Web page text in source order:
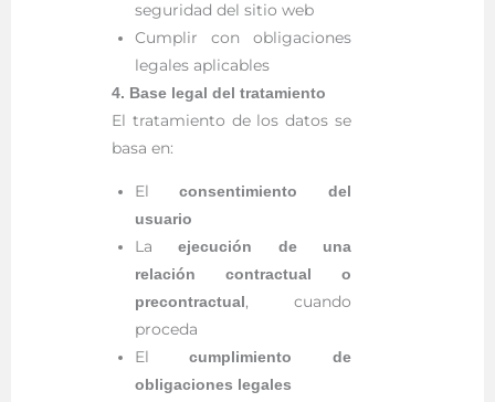
seguridad del sitio web
Cumplir con obligaciones
legales aplicables
4. Base legal del tratamiento
El tratamiento de los datos se
basa en:
Elconsentimiento del
usuario
Laejecución de una
relación contractual o
precontractual , cuando
proceda
Elcumplimiento de
obligaciones legales